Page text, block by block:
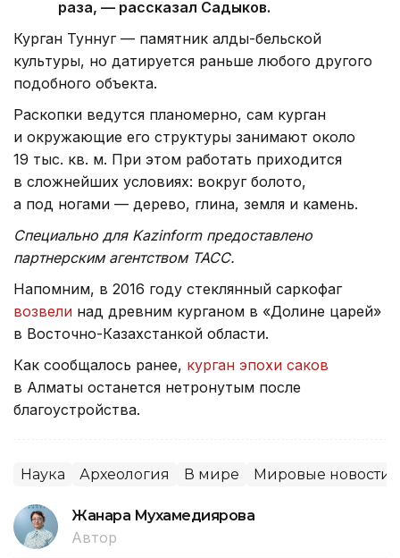
раза, — рассказал Садыков.
Курган Туннуг — памятник алды-бельской
культуры, но датируется раньше любого другого
подобного объекта.
Раскопки ведутся планомерно, сам курган
и окружающие его структуры занимают около
19 тыс. кв. м. При этом работать приходится
в сложнейших условиях: вокруг болото,
а под ногами — дерево, глина, земля и камень.
Специально для Kazinform предоставлено
партнерским агентством ТАСС.
Напомним, в 2016 году стеклянный саркофаг
возвели над древним курганом в «Долине царей»
в Восточно-Казахстанкой области.
Как сообщалось ранее, курган эпохи саков
в Алматы останется нетронутым после
благоустройства.
Наука Археология В мире Мировые новости
Жанара Мухамедиярова
Автор